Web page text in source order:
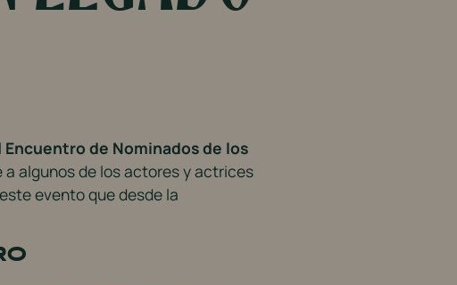
Encuentro de Nominados de los
a algunos de los actores y actrices
evento que desde la